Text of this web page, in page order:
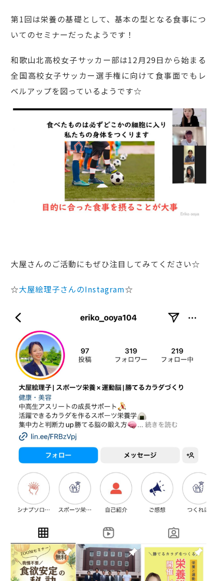
第1回は栄養の基礎として、基本の型となる食事につ
いてのセミナーだったようです！
和歌山北高校女子サッカー部は12月29日から始まる
全国高校女子サッカー選手権に向けて食事面でもレ
ベルアップを図っているようです☆
大屋さんのご活動にもぜひ注目してみてください☆
☆大屋絵理子さんのInstagram☆